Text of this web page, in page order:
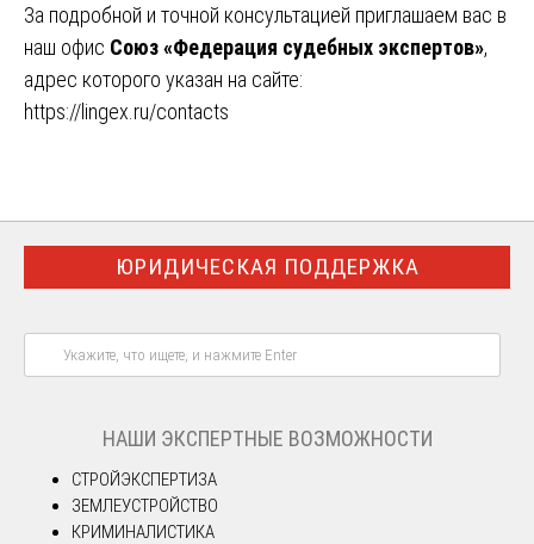
За подробной и точной консультацией приглашаем вас в
наш офис Союз «Федерация судебных экспертов»,
адрес которого указан на сайте:
https://lingex.ru/contacts
ЮРИДИЧЕСКАЯ ПОДДЕРЖКА
НАШИ ЭКСПЕРТНЫЕ ВОЗМОЖНОСТИ
СТРОЙЭКСПЕРТИЗА
ЗЕМЛЕУСТРОЙСТВО
КРИМИНАЛИСТИКА